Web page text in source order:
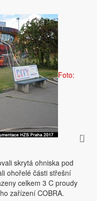
Foto:
skrytá ohniska pod
ohořelé části střešní
celkem 3 C proudy
zařízení COBRA.